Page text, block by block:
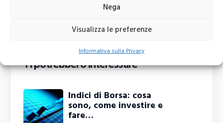
Nega
Visualizza le preferenze
Informativa sulla Privacy
Ti potrebbero interessare
Indici di Borsa: cosa
sono, come investire e
fare…